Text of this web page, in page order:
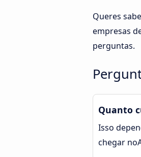
Queres
empresas
perguntas.
Quanto
Isso
chegar